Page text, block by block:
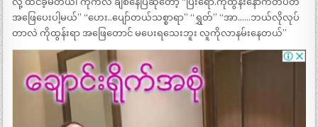
အဖြေပေးပါ့မယ်” “ဟေး..ပျော်တယ်သစ္စာရာ” “ရွှတ်” “အာ……ဘယ်လိုလုပ်
တာလဲ ကိုထွန်းရာ အဖြေတောင် မပေးရသေးဘူး လူကိုလာနမ်းနေတယ်”